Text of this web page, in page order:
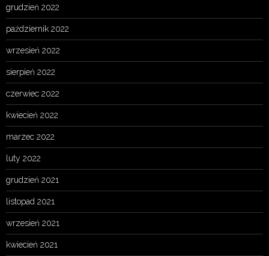
grudzień 2022
październik 2022
wrzesień 2022
sierpień 2022
czerwiec 2022
kwiecień 2022
marzec 2022
luty 2022
grudzień 2021
listopad 2021
wrzesień 2021
kwiecień 2021